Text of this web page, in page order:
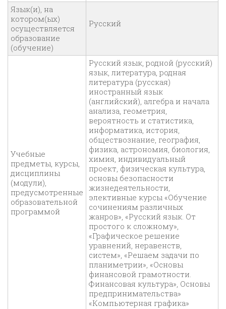
Язык(и), на
котором(ых)
осуществляется
образование
(обучение)
Русский
Учебные
предметы, курсы,
дисциплины
(модули),
предусмотренные
образовательной
программой
Русский язык, родной (русский)
язык, литература, родная
литература (русская)
иностранный язык
(английский), алгебра и начала
анализа, геометрия,
вероятность и статистика,
информатика, история,
обществознание, география,
физика, астрономия, биология,
химия, индивидуальный
проект, физическая культура,
основы безопасности
жизнедеятельности,
элективные курсы «Обучение
сочинениям различных
жанров», «Русский язык. От
простого к сложному»,
«Графическое решение
уравнений, неравенств,
систем», «Решаем задачи по
планиметрии», «Основы
финансовой грамотности.
Финансовая культура», Основы
предпринимательства»
«Компьютерная графика»